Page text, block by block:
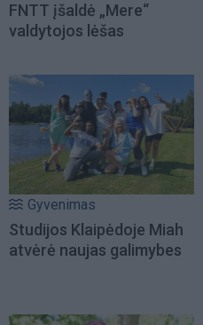
FNTT įšaldė „Mere“
valdytojos lėšas
Gyvenimas
Studijos Klaipėdoje Miah
atvėrė naujas galimybes